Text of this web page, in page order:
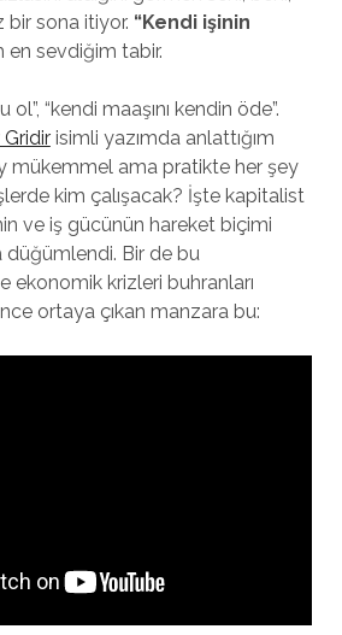
bir sona itiyor. “Kendi işinin
en sevdiğim tabir.
“kendi maaşını kendin öde”.
isimli yazımda anlattığım
mükemmel ama pratikte her şey
kim çalışacak? İşte kapitalist
ve iş gücünün hareket biçimi
Bir de bu
ekonomik krizleri buhranları
ortaya çıkan manzara bu: